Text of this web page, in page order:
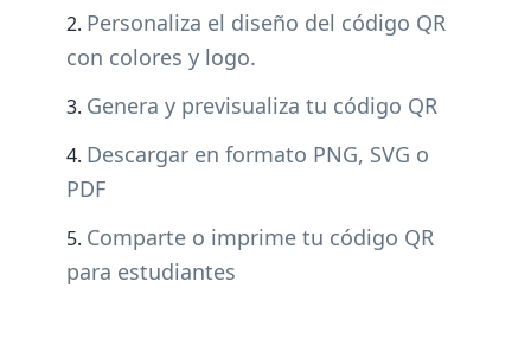
Personaliza el diseño del código QR
con colores y logo.
Genera y previsualiza tu código QR
Descargar en formato PNG, SVG o
PDF
Comparte o imprime tu código QR
para estudiantes